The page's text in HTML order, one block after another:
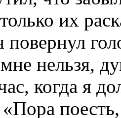
их
нельзя,
когда я